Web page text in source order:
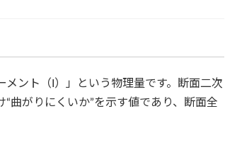
ント（I）」という物理量です。断面二次
曲がりにくいか”を示す値であり、断面全